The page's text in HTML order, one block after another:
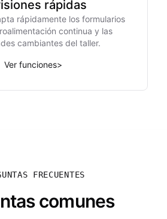
rápidas
rápidamente los formularios
continua y las
cambiantes del taller.
Ver funciones>
FRECUENTES
comunes